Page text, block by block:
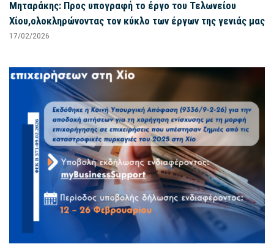
Μηταράκης: Προς υπογραφή το έργο του Τελωνείου
Χίου,ολοκληρώνοντας τον κύκλο των έργων της γενιάς μας
17/02/2026